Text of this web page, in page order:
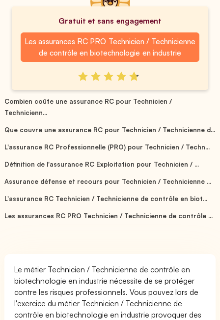
Gratuit et sans engagement
Les assurances RC PRO Technicien / Technicienne
de contrôle en biotechnologie en industrie
Combien coûte une assurance RC pour Technicien /
Technicienn...
Que couvre une assurance RC pour Technicien / Technicienne d...
L'assurance RC Professionnelle (PRO) pour Technicien / Techn...
Définition de l'assurance RC Exploitation pour Technicien / ...
Assurance défense et recours pour Technicien / Technicienne ...
L'assurance RC Technicien / Technicienne de contrôle en biot...
Les assurances RC PRO Technicien / Technicienne de contrôle ...
Le métier Technicien / Technicienne de contrôle en
biotechnologie en industrie nécessite de se protéger
contre les risques professionnels. Vous pouvez lors de
l'exercice du métier Technicien / Technicienne de
contrôle en biotechnologie en industrie provoquer des